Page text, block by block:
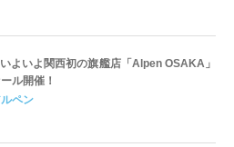
よいよ関西初の旗艦店「Alpen OSAKA」
ル開催！
ペン